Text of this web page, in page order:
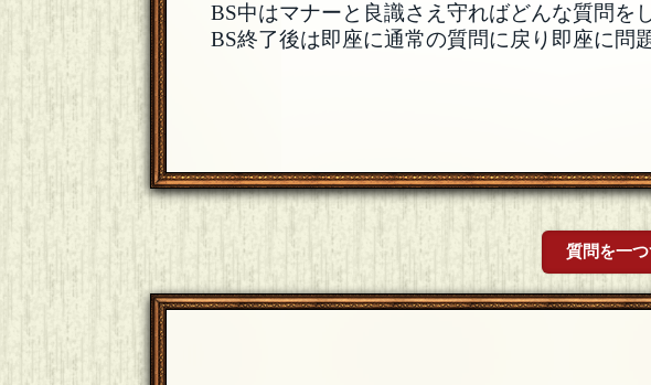
BS中はマナーと良識さえ守ればどんな質問を
BS終了後は即座に通常の質問に戻り即座に問
質問を一